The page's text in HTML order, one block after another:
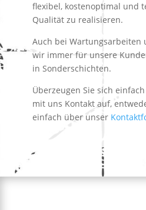
flexibel, kostenoptimal und
Qualität zu realisieren.
Auch bei Wartungsarbeiten
wir immer für unsere
in Sonderschichten.
Überzeugen Sie sich
mit uns Kontakt auf,
einfach über unser